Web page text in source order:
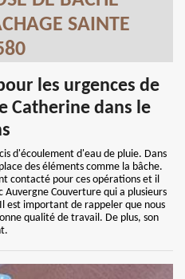
SAINTE
les urgences de
Catherine dans le
d'écoulement d'eau de pluie. Dans
des éléments comme la bâche.
contacté pour ces opérations et il
Couverture qui a plusieurs
est important de rappeler que nous
qualité de travail. De plus, son